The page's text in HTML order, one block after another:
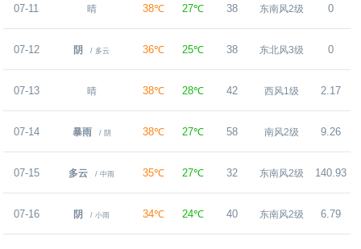
07-11 晴 38℃ 27℃ 38 东南风2级 0
07-12 阴 / 多云 36℃ 25℃ 38 东北风3级 0
07-13 晴 38℃ 28℃ 42 西风1级 2.17
07-14 暴雨 / 阴 38℃ 27℃ 58 南风2级 9.26
07-15 多云 / 中雨 35℃ 27℃ 32 东南风2级 140.93
07-16 阴 / 小雨 34℃ 24℃ 40 东南风2级 6.79